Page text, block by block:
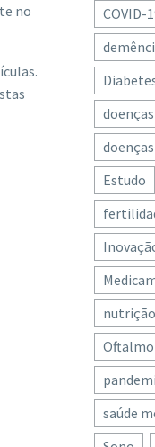
no
COVID-
Estudo
nutrição
saúde